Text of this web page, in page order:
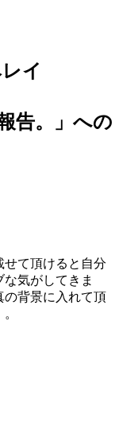
イ
告。」への
せて頂けると自分
気がしてきま
の背景に入れて頂